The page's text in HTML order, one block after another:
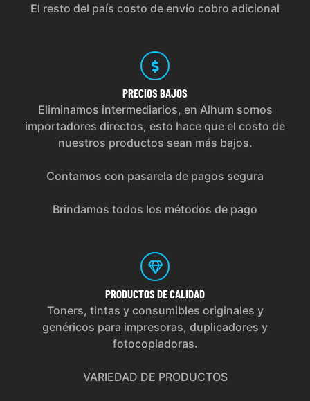
El resto del país costo de envío cobro adicional
PRECIOS BAJOS
Eliminamos intermediarios, en Alhum somos
importadores directos, esto hace que el costo de
nuestros productos sean más bajos.
Contamos con pasarela de pagos segura
Brindamos todos los métodos de pago
PRODUCTOS DE CALIDAD
Toners, tintas y consumibles originales y
genéricos para impresoras, duplicadores y
fotocopiadoras.
VARIEDAD DE PRODUCTOS